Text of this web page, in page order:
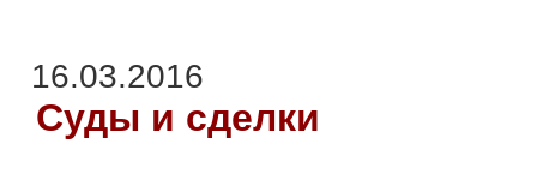
16.03.2016
Суды и сделки